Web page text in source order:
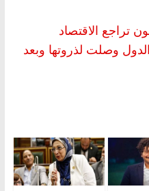
تراجع الاقتصاد
وصلت لذروتها وبعد